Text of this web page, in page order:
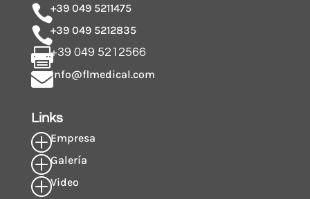
+39 049 5211475
+39 049 5212835
+39 049 5212566
info@flmedical.com
Links
PEmpresa
PGalería
PVideo